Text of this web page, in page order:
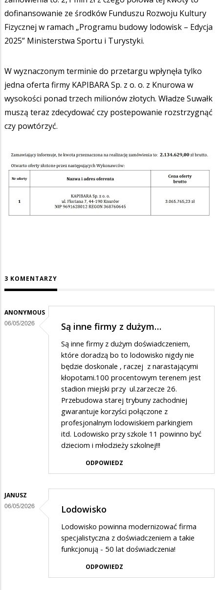
dofinansowanie ze środków Funduszu Rozwoju Kultury
Fizycznej w ramach „Programu budowy lodowisk – Edycja
2025” Ministerstwa Sportu i Turystyki.
W wyznaczonym terminie do przetargu wpłynęła tylko
jedna oferta firmy KAPIBARA Sp. z o. o. z Knurowa w
wysokości ponad trzech milionów złotych. Władze Suwałk
muszą teraz zdecydować czy postepowanie rozstrzygnąć
czy powtórzyć.
3 KOMENTARZY
ANONYMOUS
06/05/2026 Są inne firmy z dużym…
Są inne firmy z dużym doświadczeniem,
które doradzą bo to lodowisko nigdy nie
będzie doskonale , raczej z narastającymi
kłopotami.100 procentowym terenem jest
stadion miejski przy ul.zarzecze 26.
Przebudowa starej trybuny zachodniej
gwarantuje korzyści połączone z
profesjonalnym lodowiskiem parkingiem
itd. Lodowisko przy szkole 11 powinno być
dzieciom i młodzieży szkolnej!!!
ODPOWIEDZ
JANUSZ
06/05/2026 Lodowisko
Lodowisko powinna modernizować firma
specjalistyczna z doświadczeniem a takie
funkcjonują - 50 lat doświadczenia!
ODPOWIEDZ